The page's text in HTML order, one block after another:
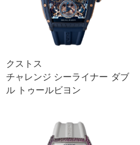
クストス
チャレンジ シーライナー ダブ
ル トゥールビヨン